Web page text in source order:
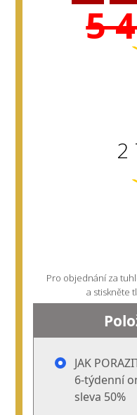
5
2
Pro objednání za
a stiskněte
JAK
6-týdenní
sleva 50%